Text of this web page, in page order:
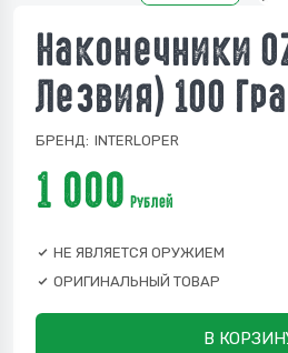
Наконечники
Лезвия) 100
БРЕНД: INTERLOPER
1 000 Рублей
НЕ ЯВЛЯЕТСЯ ОРУЖИЕМ
ОРИГИНАЛЬНЫЙ ТОВАР
В